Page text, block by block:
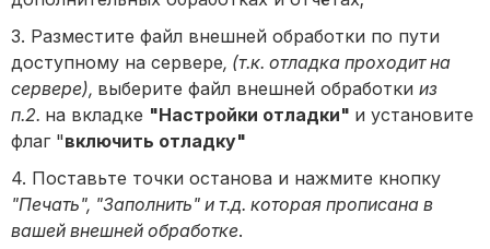
3. Разместите файл внешней обработки по пути
доступному на сервере, (т.к. отладка проходит на
сервере), выберите файл внешней обработки из
п.2. на вкладке "Настройки отладки" и установите
флаг "включить отладку"
4. Поставьте точки останова и нажмите кнопку
"Печать", "Заполнить" и т.д. которая прописана в
вашей внешней обработке.